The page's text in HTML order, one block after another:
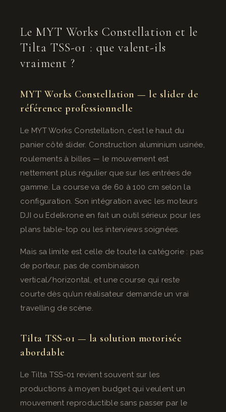
Le MYT Works Constellation et le
Tilta TSS-01 : que valent-ils
vraiment ?
MYT Works Constellation — le slider de
référence professionnelle
Le MYT Works Constellation, c’est le haut du
panier côté slider. Construction aluminium usinée,
roulements à billes — le mouvement est
nettement plus régulier que sur les entrées de
gamme. La course va de 60 à 100 cm selon la
configuration. Son intégration avec les moteurs
DJI ou Edelkrone en fait un outil sérieux pour les
plans table-top ou les interviews soignées.
Mais sa limite est celle de toute la catégorie : pas
de porteur, pas de combinaison
vertical/horizontal, et une course qui reste
courte dès qu’un réalisateur demande un vrai
travelling de scène.
Tilta TSS-01 — la solution motorisée
abordable
Le Tilta TSS-01 revient souvent sur les
productions à moyen budget qui veulent un
mouvement reproductible sans passer par le